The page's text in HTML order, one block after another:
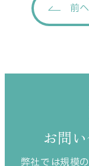
前へ
お問
弊社では規模